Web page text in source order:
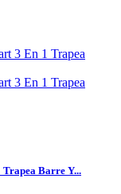
Barre Y...